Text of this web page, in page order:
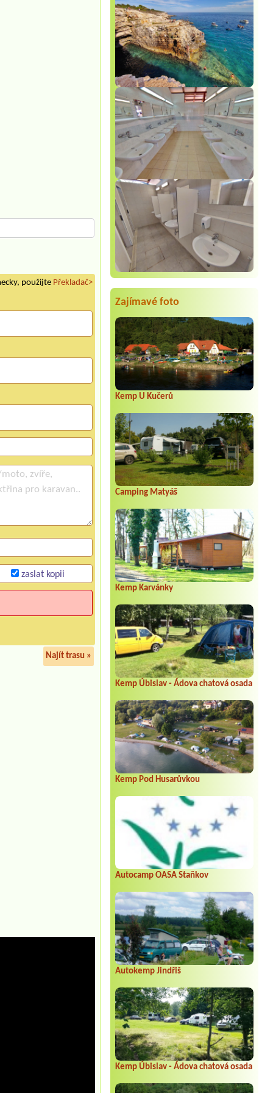
Zajímavé foto
Kemp U Kučerů
Camping Matyáš
Kemp Karvánky
Kemp Úbislav - Ádova chatová osada
Kemp Pod Husarůvkou
Autocamp OASA Staňkov
Autokemp Jindřiš
Kemp Úbislav - Ádova chatová osada
použijte Překladač>
zaslat kopii
Najít trasu »